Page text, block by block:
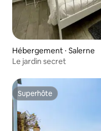
Hébergement ⋅ Salerne
Le jardin secret
Superhôte
Superhôte